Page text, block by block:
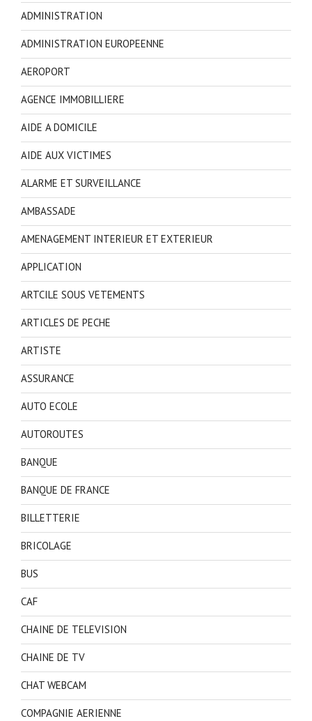
ADMINISTRATION
ADMINISTRATION EUROPEENNE
AEROPORT
AGENCE IMMOBILLIERE
AIDE A DOMICILE
AIDE AUX VICTIMES
ALARME ET SURVEILLANCE
AMBASSADE
AMENAGEMENT INTERIEUR ET EXTERIEUR
APPLICATION
ARTCILE SOUS VETEMENTS
ARTICLES DE PECHE
ARTISTE
ASSURANCE
AUTO ECOLE
AUTOROUTES
BANQUE
BANQUE DE FRANCE
BILLETTERIE
BRICOLAGE
BUS
CAF
CHAINE DE TELEVISION
CHAINE DE TV
CHAT WEBCAM
COMPAGNIE AERIENNE